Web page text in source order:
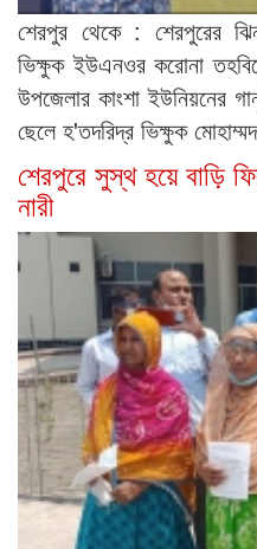
শেরপুর থেকে : শেরপুরের
ভিক্ষুক ইউএনওর করোনা
উপজেলার কাংশা ইউনিয়নের
ছেলে হ'তদরিদ্র ভিক্ষুক
শেরপুরে সুস্থ হয়ে বাড়ি
নারী